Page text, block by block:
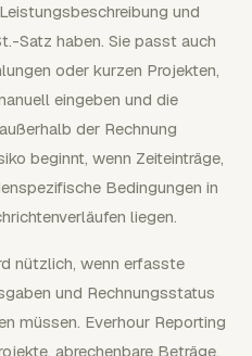
und
Satz haben. Sie passt auch
oder kurzen Projekten,
eingeben und die
der Rechnung
beginnt, wenn Zeiteinträge,
Bedingungen in
liegen.
nützlich, wenn erfasste
und Rechnungsstatus
müssen. Everhour Reporting
abrechenbare Beträge,